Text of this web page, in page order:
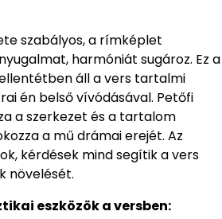
szabályos, a rímképlet
harmóniát sugároz. Ez a
áll a vers tartalmi
én belső vívódásával. Petőfi
a szerkezet és a tartalom
a mű drámai erejét. Az
kérdések mind segítik a vers
növelését.
eszközök a versben: